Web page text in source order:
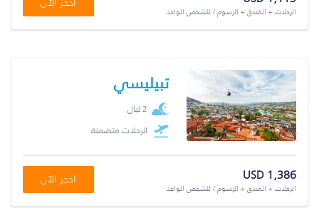
الرحلات + الفندق + الرسوم / للشخص الواحد
تبيليسي
2 ليال
الرحلات متضمنة
USD 1,386
الرحلات + الفندق + الرسوم / للشخص الواحد
احجز الآن